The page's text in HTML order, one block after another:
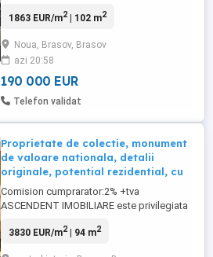
mult spatiu verde, in cartierul Noua Brasov.
structura deosebita cu suprafata mare
(102mp utili + balcon 3mp) si este dispus
astfel: ...
1863 EUR/m2| 102 m2
Noua, Brasov, Brasov
azi 20:58
190 000 EUR
Telefon validat
Proprietate de colectie, monument
de valoare nationala, detalii
originale, potential rezidential, cu
Comision cumprarator:2% +tva
ASCENDENT IMOBILIARE este privilegiata
istorie. Exista locuinte a caror valoare se
3830 EUR/m2| 94 m2